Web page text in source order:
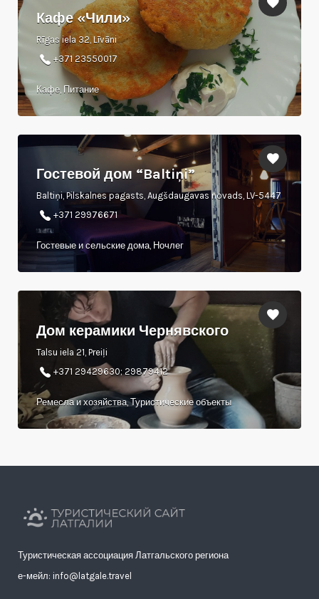
Кафе «Чили»
Rīgas iela 32, Līvāni
+371 23550017
Кафе, Питание
Гостевой дом “Baltiņi”
Baltiņi, Pilskalnes pagasts, Augšdaugavas novads, LV-5447
+371 29976671
Гостевые и сельские дома, Ночлег
Дом керамики Чернявского
Talsu iela 21, Preiļi
+371 29429630; 29879412
Ремесла и хозяйства, Туристические объекты
Туристическая ассоциация Латгальского региона
е-мейл: info@latgale.travel